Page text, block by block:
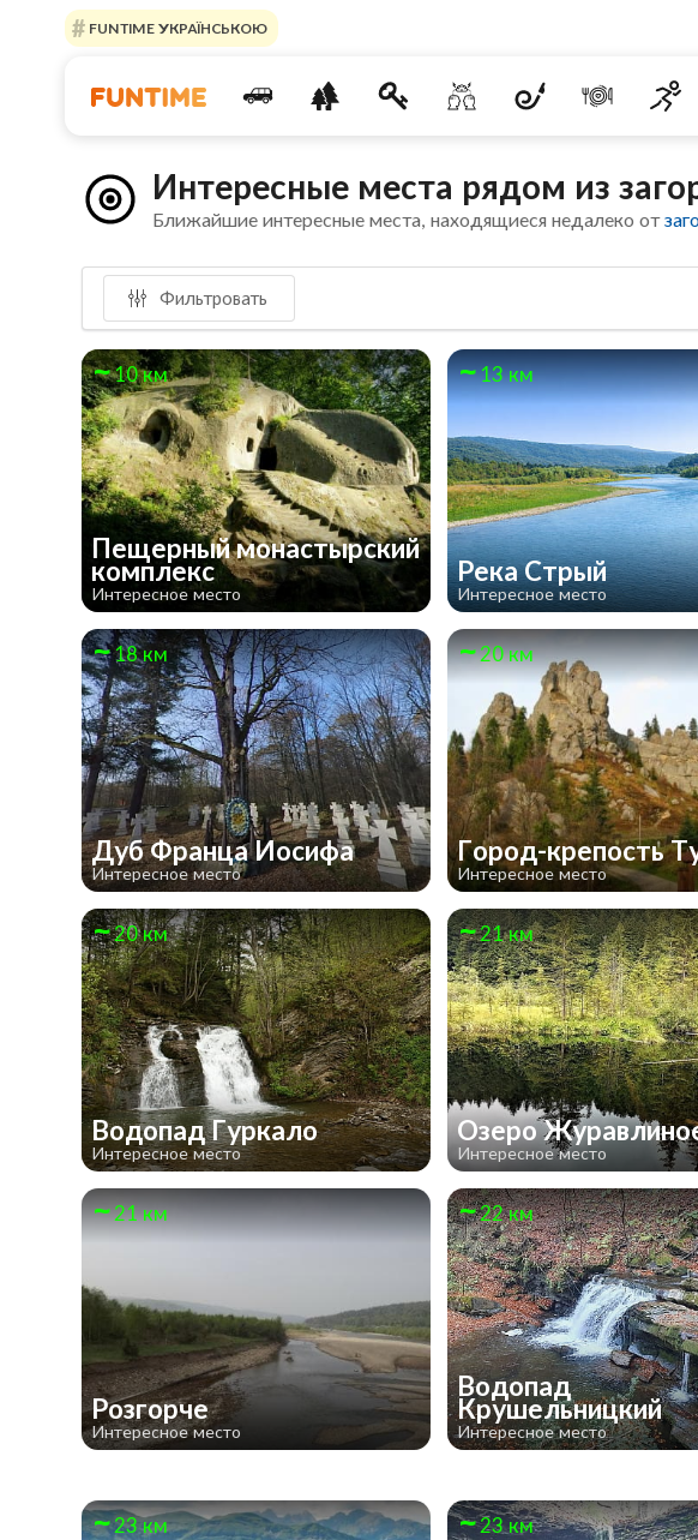
FUNTIME УКРАЇНСЬКОЮ
Интересные места рядом из
Ближайшие интересные места, находящиеся недалеко от
Фильтровать
10 км
Пещерный монастырский
комплекс
Интересное место
13 км
Река Стрый
Интересное место
18 км
Дуб Франца Иосифа
Интересное место
20 км
Город-крепость
Интересное место
20 км
Водопад Гуркало
Интересное место
21 км
Озеро
Интересное место
21 км
Розгорче
Интересное место
22 км
Водопад
Крушельницкий
Интересное место
23 км 23 км